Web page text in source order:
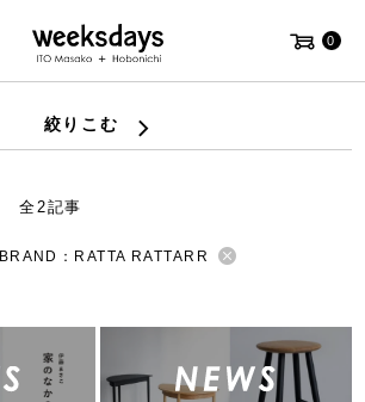
0
絞りこむ
全2記事
BRAND：RATTA RATTARR